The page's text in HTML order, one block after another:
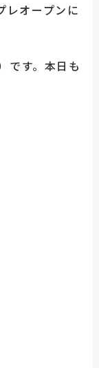
レオープンに
です。本日も